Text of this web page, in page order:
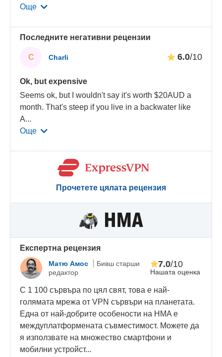
Още
Последните негативни рецензии
C Charli 6.0/10
Ok, but expensive
Seems ok, but I wouldn't say it's worth $20AUD a
month. That's steep if you live in a backwater like
A...
Още
Прочетете цялата рецензия
Eкспертна рецензия
Матю Амос
Бивш старши
редактор
Нашата оценка
7.0/10
С 1 100 сървъра по цял свят, това е най-
голямата мрежа от VPN сървъри на планетата.
Една от най-добрите особености на HMA е
междуплатформената съвместимост. Можете да
я използвате на множество смартфони и
мобилни устройст...